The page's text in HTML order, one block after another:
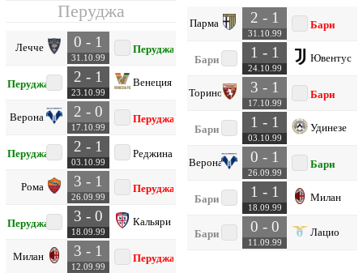
Перуджа
Лечче 0 - 1
31.10.99
Перуджа
Перуджа 2 - 1
23.10.99
Венеция
Верона 2 - 0
17.10.99
Перуджа
Перуджа 2 - 1
03.10.99
Реджина
Рома 3 - 1
26.09.99
Перуджа
Перуджа 3 - 0
18.09.99
Кальяри
Милан 3 - 1
12.09.99
Перуджа
Парма 2 - 1
31.10.99
Бари
Бари 1 - 1
24.10.99
Ювентус
Торино 3 - 1
17.10.99
Бари
Бари 1 - 1
03.10.99
Удинезе
Верона 0 - 1
26.09.99
Бари
Бари 1 - 1
18.09.99
Милан
Бари 0 - 0
11.09.99
Лацио